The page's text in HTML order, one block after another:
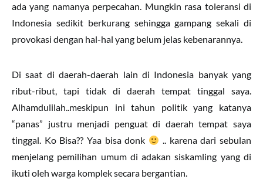
ada yang namanya perpecahan. Mungkin rasa toleransi di
Indonesia sedikit berkurang sehingga gampang sekali di
provokasi dengan hal-hal yang belum jelas kebenarannya.
Di saat di daerah-daerah lain di Indonesia banyak yang
ribut-ribut, tapi tidak di daerah tempat tinggal saya.
Alhamdulilah..meskipun ini tahun politik yang katanya
“panas” justru menjadi penguat di daerah tempat saya
tinggal. Ko Bisa?? Yaa bisa donk
.. karena dari sebulan
menjelang pemilihan umum di adakan siskamling yang di
ikuti oleh warga komplek secara bergantian.